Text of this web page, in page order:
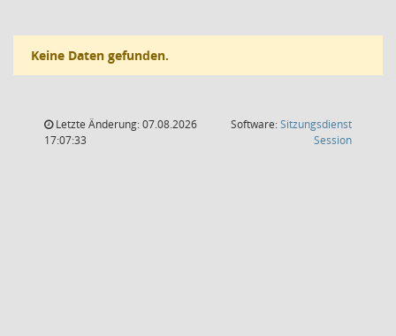
Keine Daten gefunden.
Letzte Änderung: 07.08.2026
17:07:33
Software:Sitzungsdienst
Session(Wird in